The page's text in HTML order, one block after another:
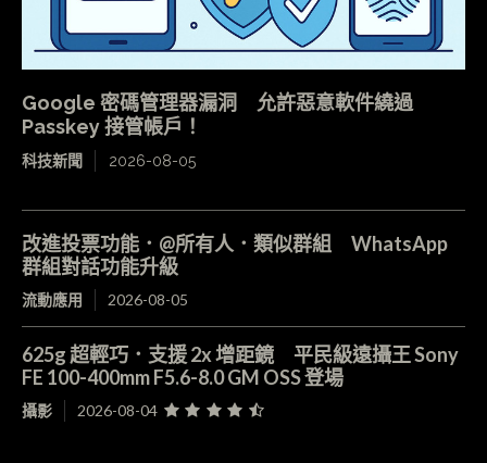
Google 密碼管理器漏洞 允許惡意軟件繞過
Passkey 接管帳戶！
科技新聞 2026-08-05
改進投票功能．@所有人．類似群組 WhatsApp
群組對話功能升級
流動應用 2026-08-05
625g 超輕巧．支援 2x 增距鏡 平民級遠攝王 Sony
FE 100-400mm F5.6-8.0 GM OSS 登場
攝影 2026-08-04